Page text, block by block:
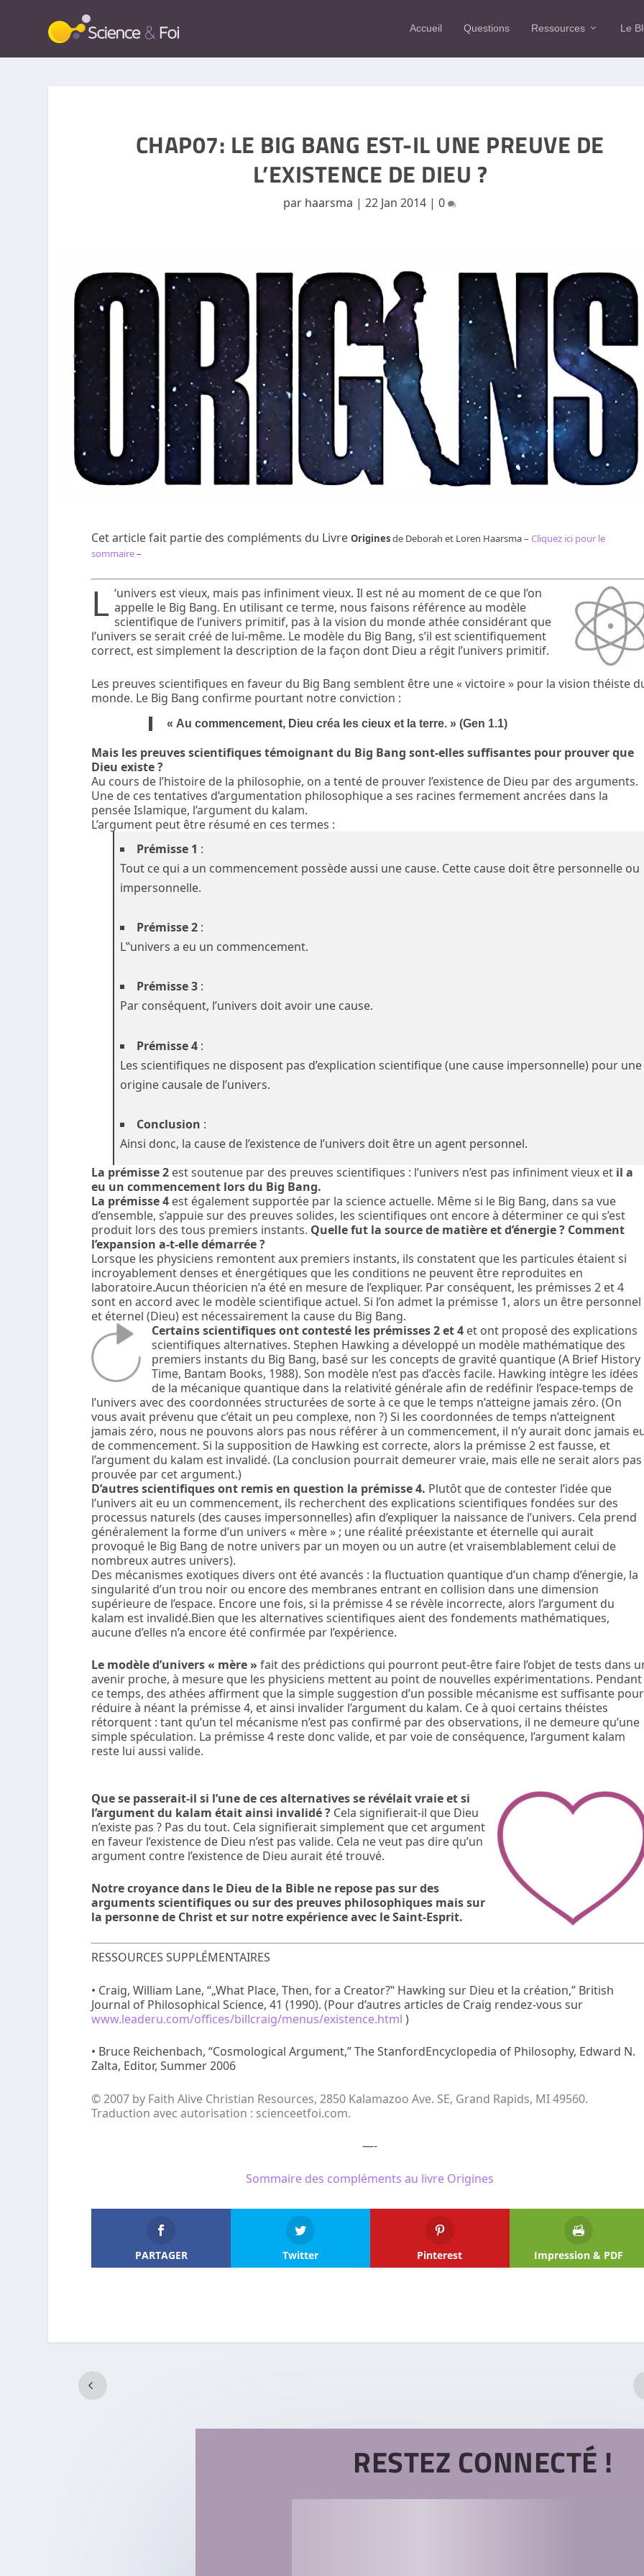
Accueil Questions Ressources Le
CHAP07: LE BIG BANG EST-IL UNE PREUVE DE
L’EXISTENCE DE DIEU ?
par haarsma |22 Jan 2014 |0
Cet article fait partie des compléments du LivreOriginesde Deborah et Loren Haarsma –Cliquez ici pour le
sommaire–
L ‘univers est vieux, mais pas infiniment vieux. Il est né au moment de ce que l’on
appelle le Big Bang. En utilisant ce terme, nous faisons référence au modèle
scientifique de l’univers primitif, pas à la vision du monde athée considérant que
l’univers se serait créé de lui-même. Le modèle du Big Bang, s’il est scientifiquement
correct, est simplement la description de la façon dont Dieu a régit l’univers primitif.
Les preuves scientifiques en faveur du Big Bang semblent être une « victoire » pour la vision théiste
monde. Le Big Bang confirme pourtant notre conviction :
« Au commencement, Dieu créa les cieux et la terre. » (Gen 1.1)
Mais les preuves scientifiques témoignant du Big Bang sont-elles suffisantes pour prouver que
Dieu existe ?
Au cours de l’histoire de la philosophie, on a tenté de prouver l’existence de Dieu par des arguments.
Une de ces tentatives d’argumentation philosophique a ses racines fermement ancrées dans la
pensée Islamique, l’argument du kalam.
L’argument peut être résumé en ces termes :
Prémisse 1 :
Tout ce qui a un commencement possède aussi une cause. Cette cause doit être personnelle ou
impersonnelle.
Prémisse 2 :
L‟univers a eu un commencement.
Prémisse 3 :
Par conséquent, l’univers doit avoir une cause.
Prémisse 4 :
Les scientifiques ne disposent pas d’explication scientifique (une cause impersonnelle) pour une
origine causale de l’univers.
Conclusion :
Ainsi donc, la cause de l’existence de l’univers doit être un agent personnel.
La prémisse 2 est soutenue par des preuves scientifiques : l’univers n’est pas infiniment vieux et il a
eu un commencement lors du Big Bang.
La prémisse 4 est également supportée par la science actuelle. Même si le Big Bang, dans sa vue
d’ensemble, s’appuie sur des preuves solides, les scientifiques ont encore à déterminer ce qui s’est
produit lors des tous premiers instants. Quelle fut la source de matière et d’énergie ? Comment
l’expansion a-t-elle démarrée ?
Lorsque les physiciens remontent aux premiers instants, ils constatent que les particules étaient si
incroyablement denses et énergétiques que les conditions ne peuvent être reproduites en
laboratoire.Aucun théoricien n’a été en mesure de l’expliquer. Par conséquent, les prémisses 2 et 4
sont en accord avec le modèle scientifique actuel. Si l’on admet la prémisse 1, alors un être personnel
et éternel (Dieu) est nécessairement la cause du Big Bang.
Certains scientifiques ont contesté les prémisses 2 et 4 et ont proposé des explications
scientifiques alternatives. Stephen Hawking a développé un modèle mathématique des
premiers instants du Big Bang, basé sur les concepts de gravité quantique (A Brief History
Time, Bantam Books, 1988). Son modèle n’est pas d’accès facile. Hawking intègre les idées
de la mécanique quantique dans la relativité générale afin de redéfinir l’espace-temps de
l’univers avec des coordonnées structurées de sorte à ce que le temps n’atteigne jamais zéro. (On
vous avait prévenu que c’était un peu complexe, non ?) Si les coordonnées de temps n’atteignent
jamais zéro, nous ne pouvons alors pas nous référer à un commencement, il n’y aurait donc jamais
de commencement. Si la supposition de Hawking est correcte, alors la prémisse 2 est fausse, et
l’argument du kalam est invalidé. (La conclusion pourrait demeurer vraie, mais elle ne serait alors pas
prouvée par cet argument.)
D’autres scientifiques ont remis en question la prémisse 4. Plutôt que de contester l’idée que
l’univers ait eu un commencement, ils recherchent des explications scientifiques fondées sur des
processus naturels (des causes impersonnelles) afin d’expliquer la naissance de l’univers. Cela prend
généralement la forme d’un univers « mère » ; une réalité préexistante et éternelle qui aurait
provoqué le Big Bang de notre univers par un moyen ou un autre (et vraisemblablement celui de
nombreux autres univers).
Des mécanismes exotiques divers ont été avancés : la fluctuation quantique d’un champ d’énergie, la
singularité d’un trou noir ou encore des membranes entrant en collision dans une dimension
supérieure de l’espace. Encore une fois, si la prémisse 4 se révèle incorrecte, alors l’argument du
kalam est invalidé.Bien que les alternatives scientifiques aient des fondements mathématiques,
aucune d’elles n’a encore été confirmée par l’expérience.
Le modèle d’univers « mère » fait des prédictions qui pourront peut-être faire l’objet de tests dans
avenir proche, à mesure que les physiciens mettent au point de nouvelles expérimentations. Pendant
ce temps, des athées affirment que la simple suggestion d’un possible mécanisme est suffisante pour
réduire à néant la prémisse 4, et ainsi invalider l’argument du kalam. Ce à quoi certains théistes
rétorquent : tant qu’un tel mécanisme n’est pas confirmé par des observations, il ne demeure qu’une
simple spéculation. La prémisse 4 reste donc valide, et par voie de conséquence, l’argument kalam
reste lui aussi valide.
Que se passerait-il si l’une de ces alternatives se révélait vraie et si
l’argument du kalam était ainsi invalidé ? Cela signifierait-il que Dieu
n’existe pas ? Pas du tout. Cela signifierait simplement que cet argument
en faveur l’existence de Dieu n’est pas valide. Cela ne veut pas dire qu’un
argument contre l’existence de Dieu aurait été trouvé.
Notre croyance dans le Dieu de la Bible ne repose pas sur des
arguments scientifiques ou sur des preuves philosophiques mais sur
la personne de Christ et sur notre expérience avec le Saint-Esprit.
RESSOURCES SUPPLÉMENTAIRES
• Craig, William Lane, “„What Place, Then, for a Creator?‟ Hawking sur Dieu et la création,” British
Journal of Philosophical Science, 41 (1990). (Pour d’autres articles de Craig rendez-vous sur
www.leaderu.com/offices/billcraig/menus/existence.html )
• Bruce Reichenbach, “Cosmological Argument,” The StanfordEncyclopedia of Philosophy, Edward N.
Zalta, Editor, Summer 2006
© 2007 by Faith Alive Christian Resources, 2850 Kalamazoo Ave. SE, Grand Rapids, MI 49560.
Traduction avec autorisation : scienceetfoi.com.
—-
Sommaire des compléments au livre Origines
PARTAGER Twitter Pinterest Impression & PDF
RESTEZ CONNECTÉ !